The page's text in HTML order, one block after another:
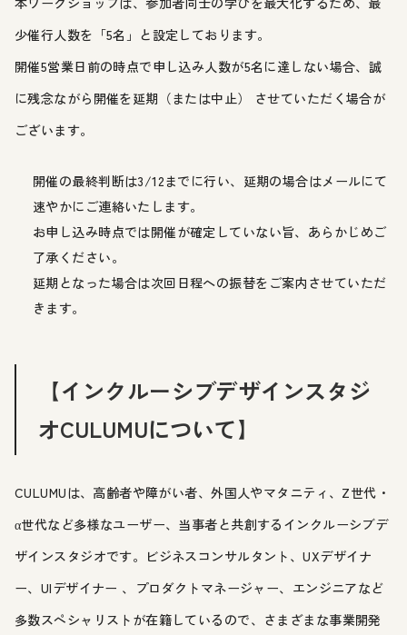
少催行人数を「5名」と設定しております。
開催5営業日前の時点で申し込み人数が5名に達しない場合、誠
に残念ながら開催を延期（または中止） させていただく場合が
ございます。
開催の最終判断は3/12までに行い、延期の場合はメールにて
速やかにご連絡いたします。
お申し込み時点では開催が確定していない旨、あらかじめご
了承ください。
延期となった場合は次回日程への振替をご案内させていただ
きます。
【インクルーシブデザインスタジ
オCULUMUについて】
CULUMUは、高齢者や障がい者、外国人やマタニティ、Z世代・
α世代など多様なユーザー、当事者と共創するインクルーシブデ
ザインスタジオです。ビジネスコンサルタント、UXデザイナ
ー、UIデザイナー 、プロダクトマネージャー、エンジニアなど
多数スペシャリストが在籍しているので、さまざまな事業開発